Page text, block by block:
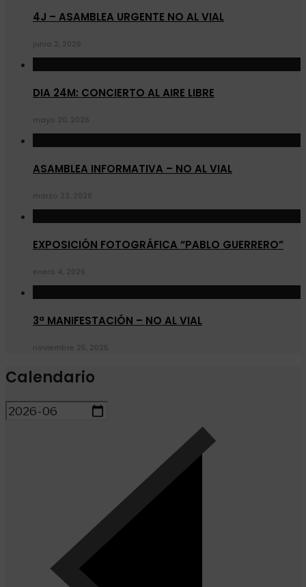
4J – ASAMBLEA URGENTE NO AL VIAL
junio 2, 2026
DIA 24M: CONCIERTO AL AIRE LIBRE
mayo 20, 2026
ASAMBLEA INFORMATIVA – NO AL VIAL
marzo 23, 2026
EXPOSICIÓN FOTOGRÁFICA “PABLO GUERRERO”
enero 4, 2026
3ª MANIFESTACIÓN – NO AL VIAL
noviembre 25, 2025
Calendario